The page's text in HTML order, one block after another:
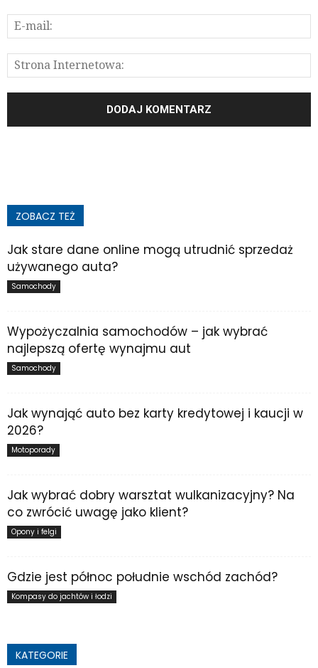
ZOBACZ TEŻ
Jak stare dane online mogą utrudnić sprzedaż
używanego auta?
Samochody
Wypożyczalnia samochodów – jak wybrać
najlepszą ofertę wynajmu aut
Samochody
Jak wynająć auto bez karty kredytowej i kaucji w
2026?
Motoporady
Jak wybrać dobry warsztat wulkanizacyjny? Na
co zwrócić uwagę jako klient?
Opony i felgi
Gdzie jest północ południe wschód zachód?
Kompasy do jachtów i łodzi
KATEGORIE